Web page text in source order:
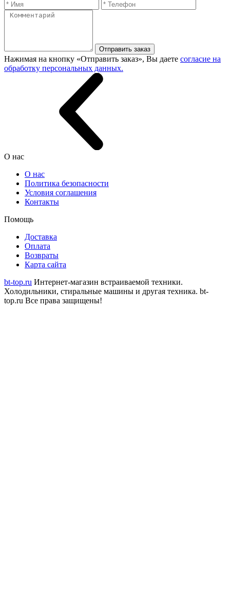
Отправить заказ
Нажимая на кнопку «Отправить заказ», Вы даете согласие на
обработку персональных данных.
О нас
О нас
Политика безопасности
Условия соглашения
Контакты
Помощь
Доставка
Оплата
Возвраты
Карта сайта
bt-top.ru Интернет-магазин встраиваемой техники.
Холодильники, стиральные машины и другая техника. bt-
top.ru Все права защищены!